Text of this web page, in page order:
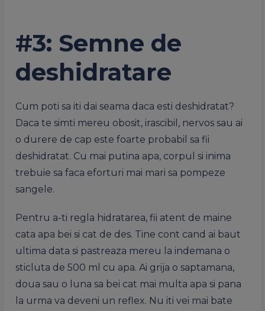
#3: Semne de
deshidratare
Cum poti sa iti dai seama daca esti deshidratat?
Daca te simti mereu obosit, irascibil, nervos sau ai
o durere de cap este foarte probabil sa fii
deshidratat. Cu mai putina apa, corpul si inima
trebuie sa faca eforturi mai mari sa pompeze
sangele.
Pentru a-ti regla hidratarea, fii atent de maine
cata apa bei si cat de des. Tine cont cand ai baut
ultima data si pastreaza mereu la indemana o
sticluta de 500 ml cu apa. Ai grija o saptamana,
doua sau o luna sa bei cat mai multa apa si pana
la urma va deveni un reflex. Nu iti vei mai bate